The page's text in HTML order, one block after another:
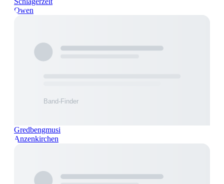
Owen
Gredbengmusi
Anzenkirchen